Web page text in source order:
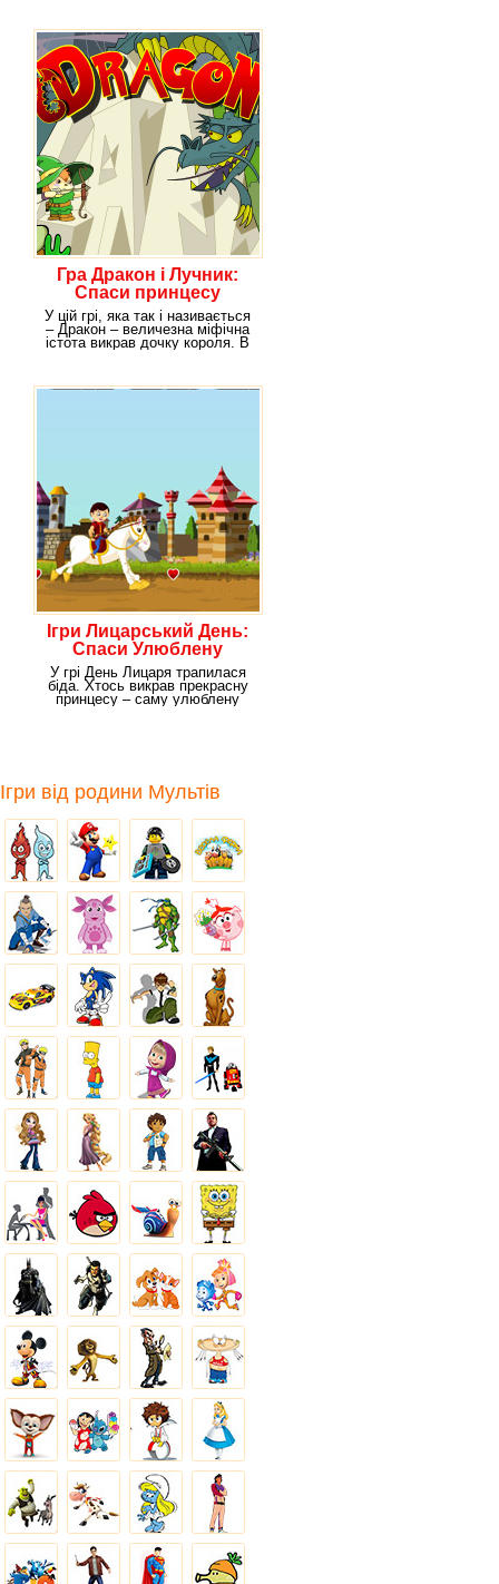
Гра Дракон і Лучник:
Спаси принцесу
У цій грі, яка так і називається
– Дракон – величезна міфічна
істота викрав дочку короля. В
Ігри Лицарський День:
Спаси Улюблену
У грі День Лицаря трапилася
біда. Хтось викрав прекрасну
принцесу – саму улюблену
Ігри від родини Мультів